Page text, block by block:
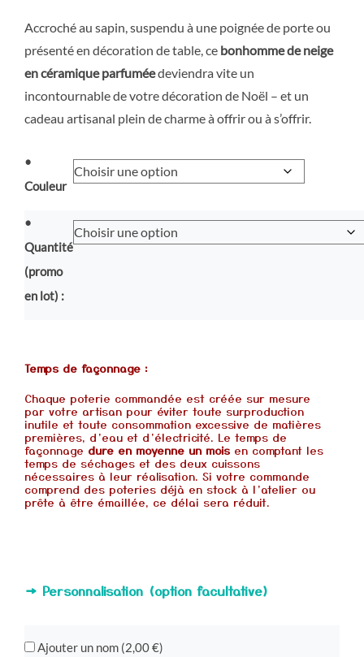
Accroché au sapin, suspendu à une poignée de porte ou
présenté en décoration de table, ce bonhomme de neige
en céramique parfuméedeviendra vite un
incontournable de votre décoration de Noël – et un
cadeau artisanal plein de charme à offrir ou à s’offrir.
•
Couleur
•
Quantité
(promo
en lot) :
Temps de façonnage :
Chaque poterie commandée est créée sur mesure
par votre artisan pour éviter toute surproduction
inutile et toute consommation excessive de matières
premières, d’eau et d’électricité. Le temps de
façonnage dure en moyenne un mois en comptant les
temps de séchages et des deux cuissons
nécessaires à leur réalisation. Si votre commande
comprend des poteries déjà en stock à l’atelier ou
prête à être émaillée, ce délai sera réduit.
→ Personnalisation (option facultative)
Ajouter un nom (2,00€)